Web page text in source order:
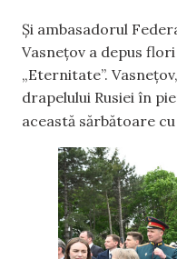
Și ambasadorul
Vasnețov a depus
„Eternitate”.
drapelului Rusiei în
această sărbătoare cu